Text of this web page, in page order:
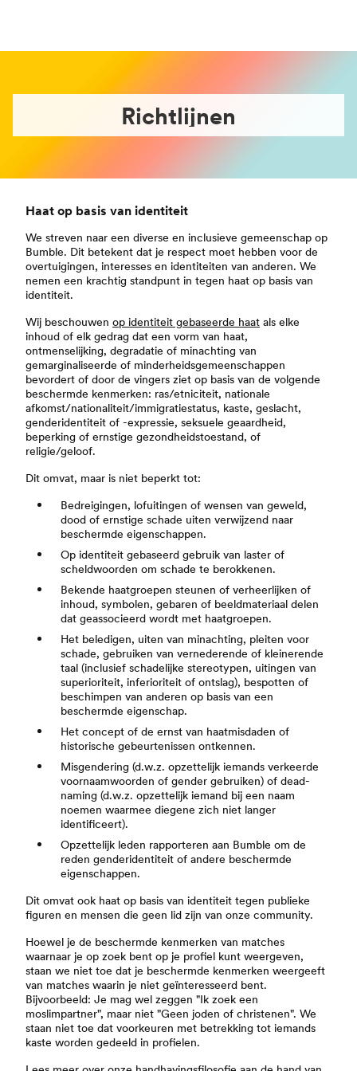
Richtlijnen
Haat op basis van identiteit
We streven naar een diverse en inclusieve gemeenschap op
Bumble. Dit betekent dat je respect moet hebben voor de
overtuigingen, interesses en identiteiten van anderen. We
nemen een krachtig standpunt in tegen haat op basis van
identiteit.
Wij beschouwen op identiteit gebaseerde haat als elke
inhoud of elk gedrag dat een vorm van haat,
ontmenselijking, degradatie of minachting van
gemarginaliseerde of minderheidsgemeenschappen
bevordert of door de vingers ziet op basis van de volgende
beschermde kenmerken: ras/etniciteit, nationale
afkomst/nationaliteit/immigratiestatus, kaste, geslacht,
genderidentiteit of -expressie, seksuele geaardheid,
beperking of ernstige gezondheidstoestand, of
religie/geloof.
Dit omvat, maar is niet beperkt tot:
Bedreigingen, lofuitingen of wensen van geweld,
dood of ernstige schade uiten verwijzend naar
beschermde eigenschappen.
Op identiteit gebaseerd gebruik van laster of
scheldwoorden om schade te berokkenen.
Bekende haatgroepen steunen of verheerlijken of
inhoud, symbolen, gebaren of beeldmateriaal delen
dat geassocieerd wordt met haatgroepen.
Het beledigen, uiten van minachting, pleiten voor
schade, gebruiken van vernederende of kleinerende
taal (inclusief schadelijke stereotypen, uitingen van
superioriteit, inferioriteit of ontslag), bespotten of
beschimpen van anderen op basis van een
beschermde eigenschap.
Het concept of de ernst van haatmisdaden of
historische gebeurtenissen ontkennen.
Misgendering (d.w.z. opzettelijk iemands verkeerde
voornaamwoorden of gender gebruiken) of dead-
naming (d.w.z. opzettelijk iemand bij een naam
noemen waarmee diegene zich niet langer
identificeert).
Opzettelijk leden rapporteren aan Bumble om de
reden genderidentiteit of andere beschermde
eigenschappen.
Dit omvat ook haat op basis van identiteit tegen publieke
figuren en mensen die geen lid zijn van onze community.
Hoewel je de beschermde kenmerken van matches
waarnaar je op zoek bent op je profiel kunt weergeven,
staan we niet toe dat je beschermde kenmerken weergeeft
van matches waarin je niet geïnteresseerd bent.
Bijvoorbeeld: Je mag wel zeggen "Ik zoek een
moslimpartner", maar niet "Geen joden of christenen". We
staan niet toe dat voorkeuren met betrekking tot iemands
kaste worden gedeeld in profielen.